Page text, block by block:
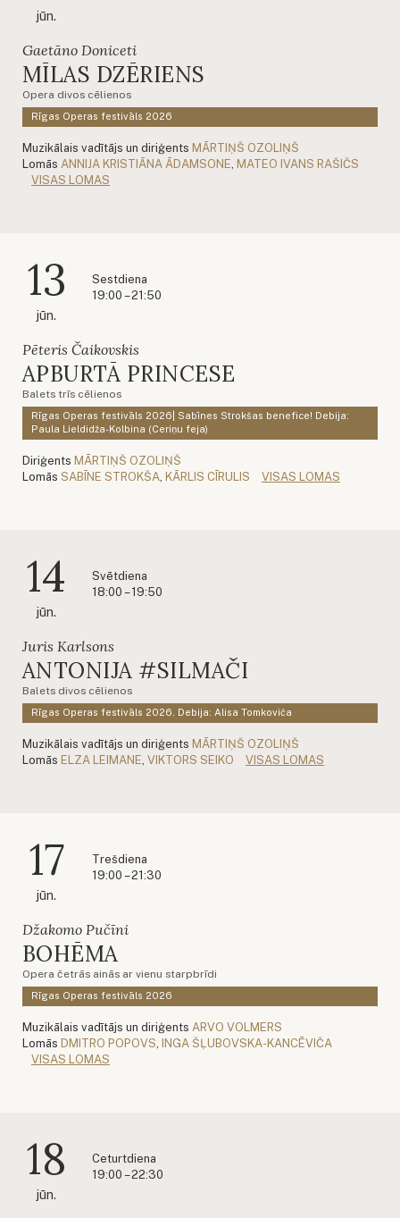
jūn.
Gaetāno Doniceti
MĪLAS DZĒRIENS
Opera divos cēlienos
Rīgas Operas festivāls 2026
Muzikālais vadītājs un diriģents MĀRTIŅŠ OZOLIŅŠ
Lomās ANNIJA KRISTIĀNA ĀDAMSONE MATEO IVANS RAŠIČS
VISAS LOMAS
13
jūn.
Sestdiena
19:00 – 21:50
Pēteris Čaikovskis
APBURTĀ PRINCESE
Balets trīs cēlienos
Rīgas Operas festivāls 2026| Sabīnes Strokšas benefice! Debija:
Paula Lieldidža-Kolbina (Ceriņu feja)
Diriģents MĀRTIŅŠ OZOLIŅŠ
Lomās SABĪNE STROKŠA KĀRLIS CĪRULIS VISAS LOMAS
14
jūn.
Svētdiena
18:00 – 19:50
Juris Karlsons
ANTONIJA #SILMAČI
Balets divos cēlienos
Rīgas Operas festivāls 2026. Debija: Alisa Tomkoviča
Muzikālais vadītājs un diriģents MĀRTIŅŠ OZOLIŅŠ
Lomās ELZA LEIMANE VIKTORS SEIKO VISAS LOMAS
17
jūn.
Trešdiena
19:00 – 21:30
Džakomo Pučīni
BOHĒMA
Opera četrās ainās ar vienu starpbrīdi
Rīgas Operas festivāls 2026
Muzikālais vadītājs un diriģents ARVO VOLMERS
Lomās DMITRO POPOVS INGA ŠĻUBOVSKA-KANCĒVIČA
VISAS LOMAS
18
jūn.
Ceturtdiena
19:00 – 22:30